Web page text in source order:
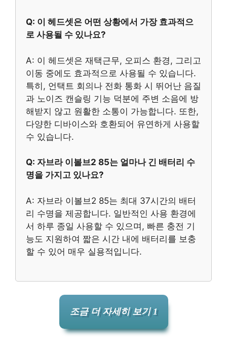
Q: 이 헤드셋은 어떤 상황에서 가장 효과적으
로 사용될 수 있나요?
A: 이 헤드셋은 재택근무, 오피스 환경, 그리고
이동 중에도 효과적으로 사용될 수 있습니다.
특히, 언택트 회의나 전화 통화 시 뛰어난 음질
과 노이즈 캔슬링 기능 덕분에 주변 소음에 방
해받지 않고 원활한 소통이 가능합니다. 또한,
다양한 디바이스와 호환되어 유연하게 사용할
수 있습니다.
Q: 자브라 이볼브2 85는 얼마나 긴 배터리 수
명을 가지고 있나요?
A: 자브라 이볼브2 85는 최대 37시간의 배터
리 수명을 제공합니다. 일반적인 사용 환경에
서 하루 종일 사용할 수 있으며, 빠른 충전 기
능도 지원하여 짧은 시간 내에 배터리를 보충
할 수 있어 매우 실용적입니다.
조금 더 자세히 보기 1